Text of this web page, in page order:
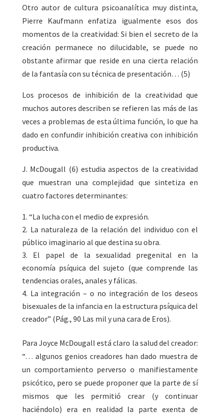
Otro autor de cultura psicoanalítica muy distinta,
Pierre Kaufmann enfatiza igualmente esos dos
momentos de la creatividad: Si bien el secreto de la
creación permanece no dilucidable, se puede no
obstante afirmar que reside en una cierta relación
de la fantasía con su técnica de presentación… (5)
Los procesos de inhibición de la creatividad que
muchos autores describen se refieren las más de las
veces a problemas de esta última función, lo que ha
dado en confundir inhibición creativa con inhibición
productiva.
J. McDougall (6) estudia aspectos de la creatividad
que muestran una complejidad que sintetiza en
cuatro factores determinantes:
“La lucha con el medio de expresión.
La naturaleza de la relación del individuo con el
público imaginario al que destina su obra.
El papel de la sexualidad pregenital en la
economía psíquica del sujeto (que comprende las
tendencias orales, anales y fálicas.
La integración – o no integración de los deseos
bisexuales de la infancia en la estructura psíquica del
creador” (Pág., 90 Las mil y una cara de Eros).
Para Joyce McDougall está claro la salud del creador:
“… algunos genios creadores han dado muestra de
un comportamiento perverso o manifiestamente
psicótico, pero se puede proponer que la parte de sí
mismos que les permitió crear (y continuar
haciéndolo) era en realidad la parte exenta de